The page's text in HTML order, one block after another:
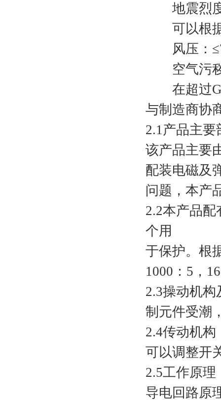
地震烈度
可以根据
风压：
空气污秽
在超过
与制造商协
2.1产品主
该产品主要
配装电磁及
问题，本产
2.2本产品
个用
于保护。根
1000：5，
2.3操动机
制元件受潮
2.4传动机
可以调整开
2.5工作原理
导电回路原